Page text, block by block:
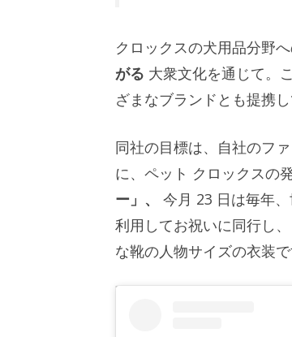
クロックスの犬用品分野へ
がる 大衆文化を通じて。
ざまなブランドとも提携し
同社の目標は、自社のフ
に、ペット クロックスの
ー」、 今月 23 日は毎年
利用してお祝いに同行し
な靴の人物サイズの衣装で